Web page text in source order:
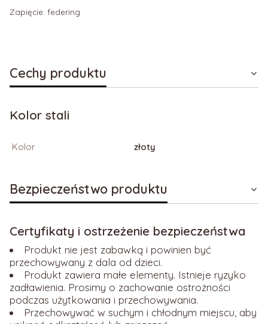
Zapięcie: federing
Cechy produktu
Kolor stali
Kolor złoty
Bezpieczeństwo produktu
Certyfikaty i ostrzeżenie bezpieczeństwa
Produkt nie jest zabawką i powinien być
przechowywany z dala od dzieci.
Produkt zawiera małe elementy. Istnieje ryzyko
zadławienia. Prosimy o zachowanie ostrożności
podczas użytkowania i przechowywania.
Przechowywać w suchym i chłodnym miejscu, aby